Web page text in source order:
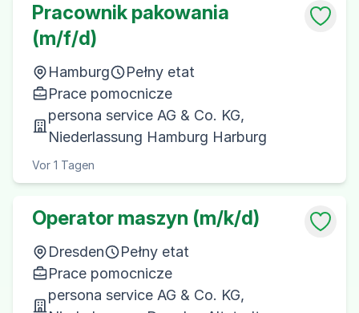
Pracownik pakowania
(m/f/d)
Hamburg
Pełny etat
Prace pomocnicze
persona service AG & Co. KG,
Niederlassung Hamburg Harburg
Vor 1 Tagen
Operator maszyn (m/k/d)
Dresden
Pełny etat
Prace pomocnicze
persona service AG & Co. KG,